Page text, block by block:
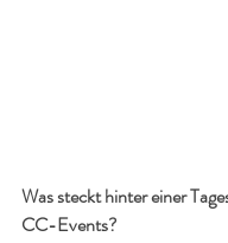
Was steckt hinter einer
CC-Events?